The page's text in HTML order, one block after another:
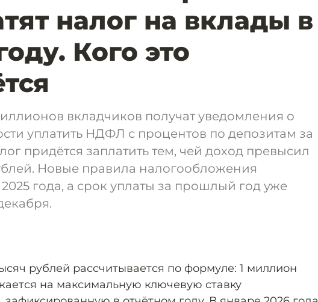
налог на вклады в
Кого это
вкладчиков получат уведомления о
уплатить НДФЛ с процентов по депозитам за
придётся заплатить тем, чей доход превысил
Новые правила налогообложения
2025 года, а срок уплаты за прошлый год уже
рублей рассчитывается по формуле: 1 миллион
на максимальную ключевую ставку